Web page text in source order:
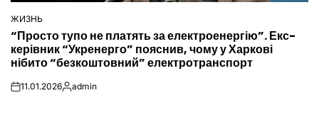
ОПУБЛІКУВАТИ
У
ЖИЗНЬ
“Просто тупо не платять за електроенергію”. Екс-
керівник “Укренерго” пояснив, чому у Харкові
нібито “безкоштовний” електротранспорт
on11.01.2026Опубліковано
admin